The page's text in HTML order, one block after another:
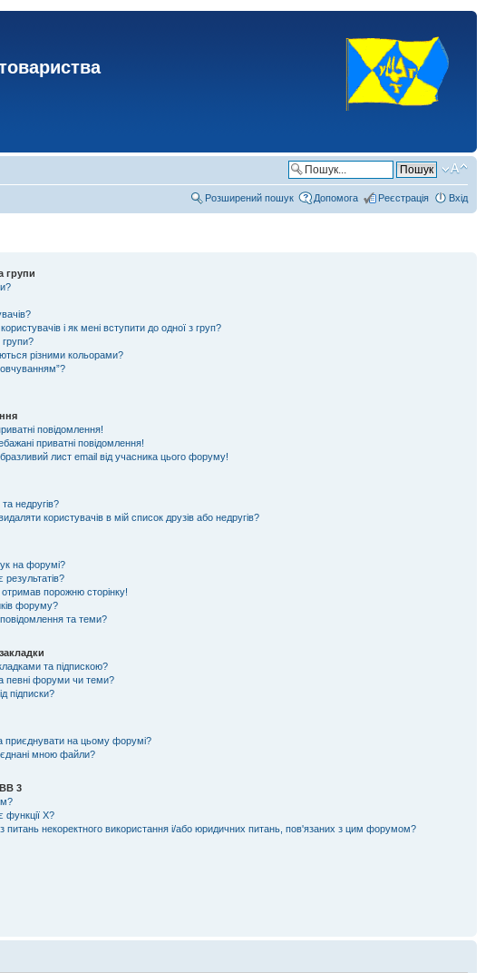
Розширений пошук Допомога Реєстрація Вхід
групи
і як мені вступити до одної з груп?
групи?
різними кольорами?
повідомлення!
приватні повідомлення!
лист email від учасника цього форуму!
недругів?
користувачів в мій список друзів або недругів?
на форумі?
порожню сторінку!
форуму?
та теми?
та підпискою?
певні форуми чи теми?
підписки?
приєднувати на цьому форумі?
мною файли?
3
X?
питань некоректного використання і/або юридичних питань, пов'язаних з цим форумом?